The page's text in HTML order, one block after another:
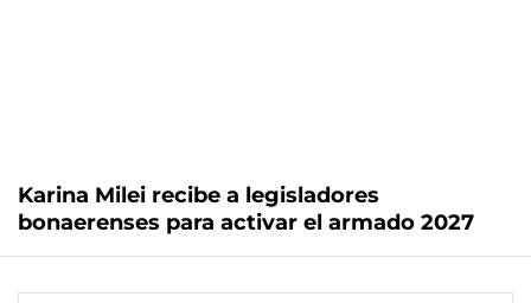
Karina Milei recibe a legisladores
bonaerenses para activar el armado 2027